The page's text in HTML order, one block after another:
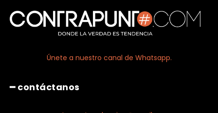
Únete a nuestro canal de Whatsapp.
━ contáctanos